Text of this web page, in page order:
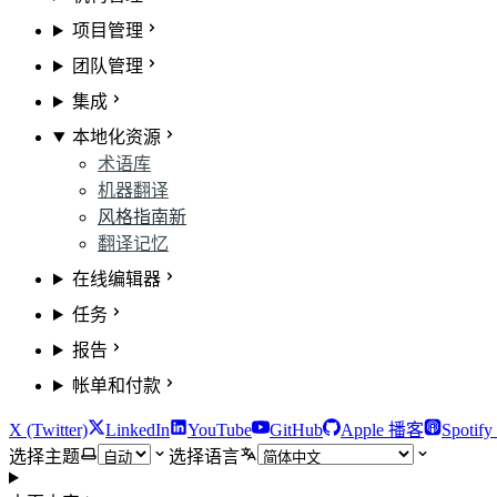
项目管理
团队管理
集成
本地化资源
术语库
机器翻译
风格指南新
翻译记忆
在线编辑器
任务
报告
帐单和付款
X (Twitter) LinkedIn YouTube GitHub Apple 播客
选择主题
选择语言